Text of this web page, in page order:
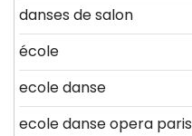
danses de salon
école
ecole danse
ecole danse opera paris